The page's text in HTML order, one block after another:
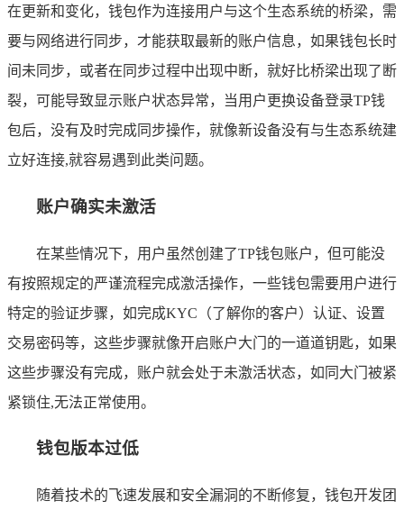
在更新和变化，钱包作为连接用户与这个生态系统的桥梁，需
要与网络进行同步，才能获取最新的账户信息，如果钱包长时
间未同步，或者在同步过程中出现中断，就好比桥梁出现了断
裂，可能导致显示账户状态异常，当用户更换设备登录TP钱
包后，没有及时完成同步操作，就像新设备没有与生态系统建
立好连接,就容易遇到此类问题。
账户确实未激活
在某些情况下，用户虽然创建了TP钱包账户，但可能没
有按照规定的严谨流程完成激活操作，一些钱包需要用户进行
特定的验证步骤，如完成KYC（了解你的客户）认证、设置
交易密码等，这些步骤就像开启账户大门的一道道钥匙，如果
这些步骤没有完成，账户就会处于未激活状态，如同大门被紧
紧锁住,无法正常使用。
钱包版本过低
随着技术的飞速发展和安全漏洞的不断修复，钱包开发团